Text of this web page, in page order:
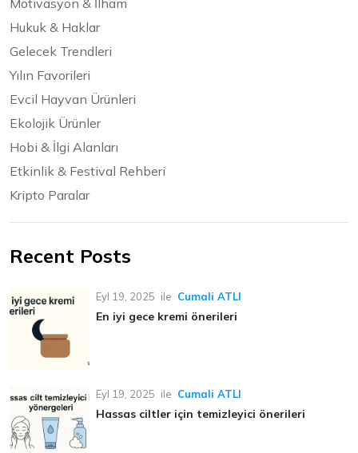
Motivasyon & İlham
Hukuk & Haklar
Gelecek Trendleri
Yılın Favorileri
Evcil Hayvan Ürünleri
Ekolojik Ürünler
Hobi & İlgi Alanları
Etkinlik & Festival Rehberi
Kripto Paralar
Recent Posts
Eyl 19, 2025 ile Cumali ATLI
En iyi gece kremi önerileri
Eyl 19, 2025 ile Cumali ATLI
Hassas ciltler için temizleyici önerileri